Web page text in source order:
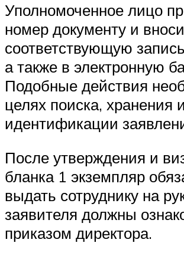
Уполномоченное лицо
номер документу и
соответствующую
а также в электронную
Подобные действия
целях поиска, хранения и
идентификации
После утверждения и
бланка 1 экземпляр
выдать сотруднику на
заявителя должны
приказом директора.